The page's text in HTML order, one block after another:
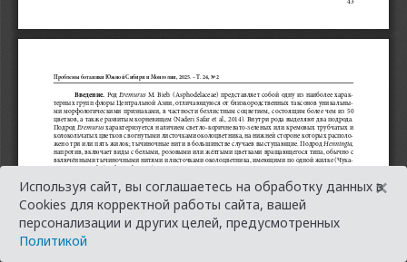
Используя сайт, вы соглашаетесь на обработку данных в
Cookies для корректной работы сайта, вашей
персонализации и других целей, предусмотренных
Политикой
×